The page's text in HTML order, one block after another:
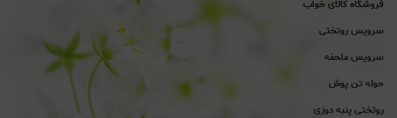
فروشگاه کالای خواب
سرویس روتختی
سرویس ملحفه
حوله تن پوش
روتختی پنبه دوزی